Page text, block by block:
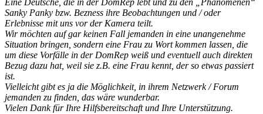
Eine Deutsche, die in der DomRep lebt und zu den „Phänomenen“
Sanky Panky bzw. Bezness ihre Beobachtungen und / oder
Erlebnisse mit uns vor der Kamera teilt.
Wir möchten auf gar keinen Fall jemanden in eine unangenehme
Situation bringen, sondern eine Frau zu Wort kommen lassen, die
um diese Vorfälle in der DomRep weiß und eventuell auch direkten
Bezug dazu hat, weil sie z.B. eine Frau kennt, der so etwas passiert
ist.
Vielleicht gibt es ja die Möglichkeit, in ihrem Netzwerk / Forum
jemanden zu finden, das wäre wunderbar.
Vielen Dank für Ihre Hilfsbereitschaft und Ihre Unterstützung.